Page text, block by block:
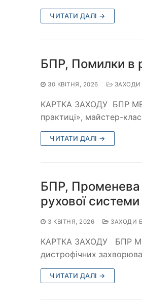
ЧИТАТИ ДАЛІ →
БПР, Помилки в
30 КВІТНЯ, 2026 ЗАХОДИ
КАРТКА ЗАХОДУ БПР
практиці», майстер-
ЧИТАТИ ДАЛІ →
БПР, Променева
рухової системи
3 КВІТНЯ, 2026 ЗАХОДИ
КАРТКА ЗАХОДУ БПР
дистрофічних
ЧИТАТИ ДАЛІ →